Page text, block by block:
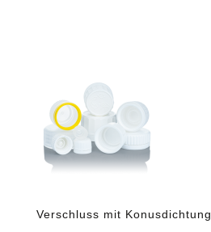
Verschluss mit Konusdichtung